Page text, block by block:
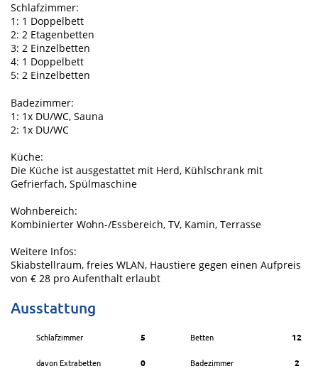
Schlafzimmer:
1: 1 Doppelbett
2: 2 Etagenbetten
3: 2 Einzelbetten
4: 1 Doppelbett
5: 2 Einzelbetten
Badezimmer:
1: 1x DU/WC, Sauna
2: 1x DU/WC
Küche:
Die Küche ist ausgestattet mit Herd, Kühlschrank mit
Gefrierfach, Spülmaschine
Wohnbereich:
Kombinierter Wohn-/Essbereich, TV, Kamin, Terrasse
Weitere Infos:
Skiabstellraum, freies WLAN, Haustiere gegen einen Aufpreis
von € 28 pro Aufenthalt erlaubt
Ausstattung
Schlafzimmer 5 Betten 12
davon Extrabetten 0 Badezimmer 2